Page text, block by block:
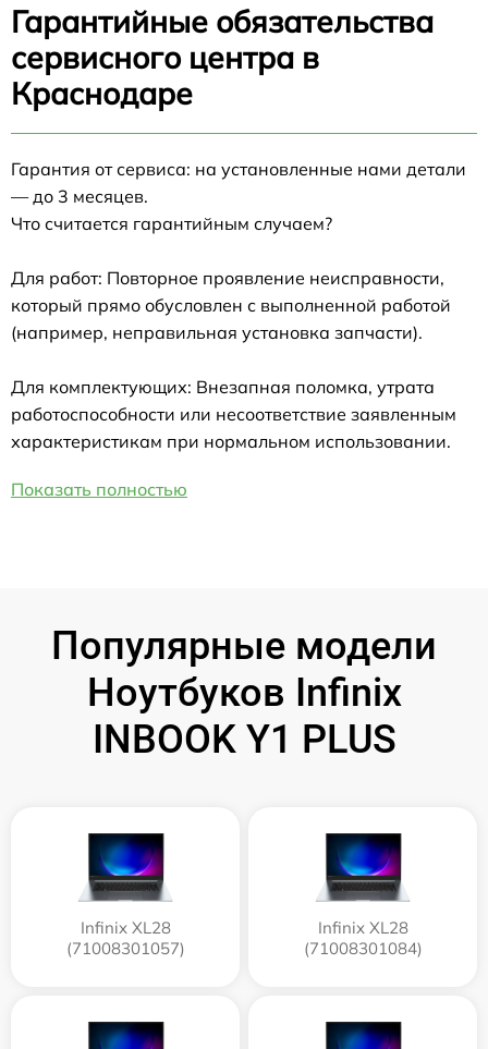
Гарантийные обязательства
сервисного центра в
Краснодаре
Гарантия от сервиса: на установленные нами детали
— до 3 месяцев.
Что считается гарантийным случаем?
Для работ: Повторное проявление неисправности,
который прямо обусловлен с выполненной работой
(например, неправильная установка запчасти).
Для комплектующих: Внезапная поломка, утрата
работоспособности или несоответствие заявленным
характеристикам при нормальном использовании.
Показать полностью
Популярные модели
Ноутбуков Infinix
INBOOK Y1 PLUS
Infinix XL28
(71008301057)
Infinix XL28
(71008301084)